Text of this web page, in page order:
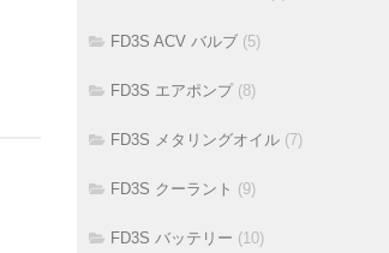
FD3S ACV バルブ (5)
FD3S エアポンプ(8)
FD3S メタリングオイル (7)
FD3S クーラント (9)
FD3S バッテリー (10)